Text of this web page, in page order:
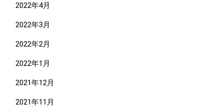
2022年4月
2022年3月
2022年2月
2022年1月
2021年12月
2021年11月